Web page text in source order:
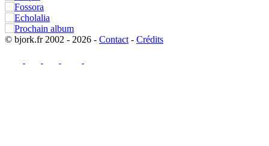
© bjork.fr 2002 - 2026 - Contact - Crédits